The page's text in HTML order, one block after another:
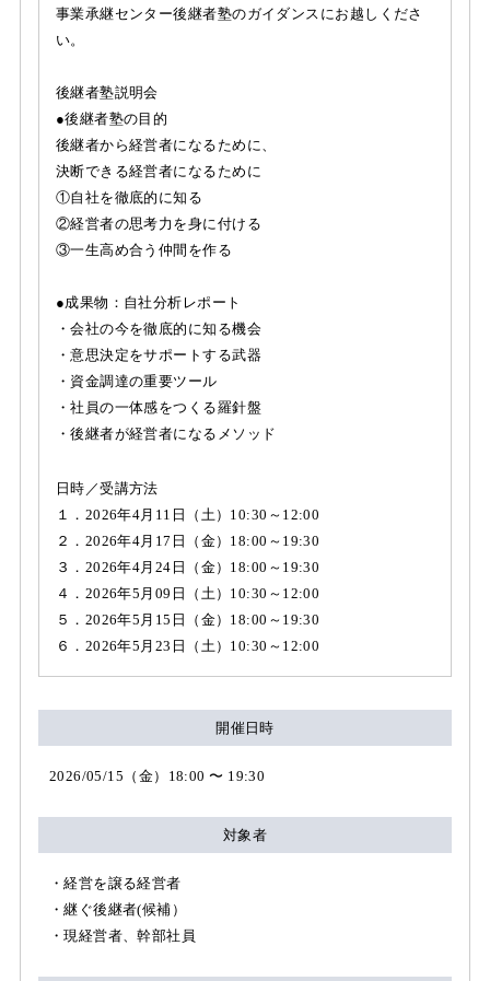
事業承継センター後継者塾のガイダンスにお越しくださ
い。
後継者塾説明会
●後継者塾の目的
後継者から経営者になるために、
決断できる経営者になるために
①自社を徹底的に知る
②経営者の思考力を身に付ける
③一生高め合う仲間を作る
●成果物：自社分析レポート
・会社の今を徹底的に知る機会
・意思決定をサポートする武器
・資金調達の重要ツール
・社員の一体感をつくる羅針盤
・後継者が経営者になるメソッド
日時／受講方法
１．2026年4月11日（土）10:30～12:00
２．2026年4月17日（金）18:00～19:30
３．2026年4月24日（金）18:00～19:30
４．2026年5月09日（土）10:30～12:00
５．2026年5月15日（金）18:00～19:30
６．2026年5月23日（土）10:30～12:00
開催日時
2026/05/15（金）18:00 〜 19:30
対象者
・経営を譲る経営者
・継ぐ後継者(候補）
・現経営者、幹部社員